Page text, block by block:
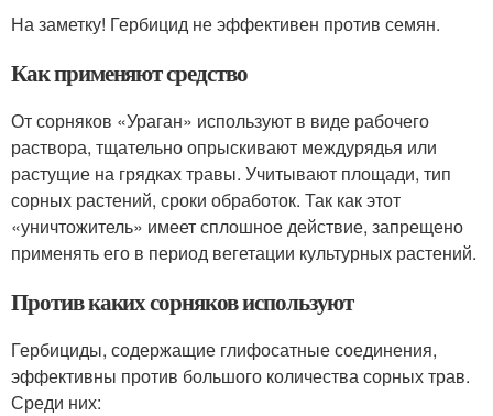
На заметку! Гербицид не эффективен против семян.
Как применяют средство
От сорняков «Ураган» используют в виде рабочего
раствора, тщательно опрыскивают междурядья или
растущие на грядках травы. Учитывают площади, тип
сорных растений, сроки обработок. Так как этот
«уничтожитель» имеет сплошное действие, запрещено
применять его в период вегетации культурных растений.
Против каких сорняков используют
Гербициды, содержащие глифосатные соединения,
эффективны против большого количества сорных трав.
Среди них: